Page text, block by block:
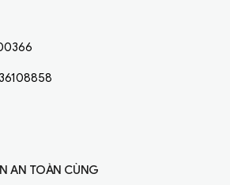
AN TOÀN CÙNG